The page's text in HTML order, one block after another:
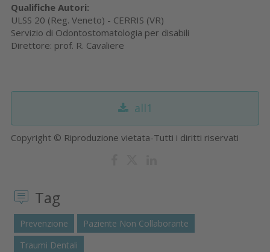
Qualifiche Autori:
ULSS 20 (Reg. Veneto) - CERRIS (VR)
Servizio di Odontostomatologia per disabili
Direttore: prof. R. Cavaliere
all1
Copyright © Riproduzione vietata-Tutti i diritti riservati
Tag
Prevenzione
Paziente Non Collaborante
Traumi Dentali